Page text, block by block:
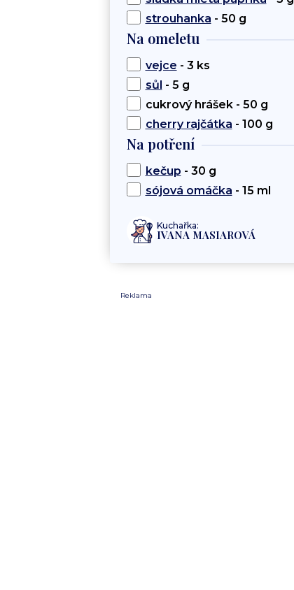
strouhanka - 50 g
Na omeletu
vejce - 3 ks
sůl - 5 g
cukrový hrášek - 50 g
cherry rajčátka - 100 g
Na potření
kečup - 30 g
sójová omáčka - 15 ml
Kuchařka:
IVANA MASIAROVÁ
Reklama